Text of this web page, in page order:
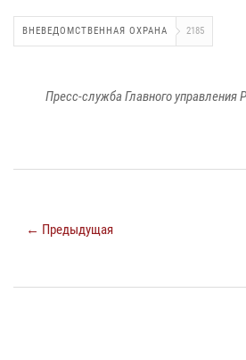
ВНЕВЕДОМСТВЕННАЯ ОХРАНА 2185
Пресс-служба Главного управления
← Предыдущая